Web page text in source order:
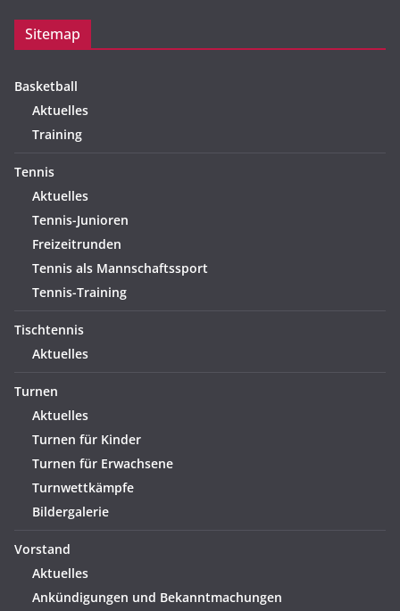
Sitemap
Basketball
Aktuelles
Training
Tennis
Aktuelles
Tennis-Junioren
Freizeitrunden
Tennis als Mannschaftssport
Tennis-Training
Tischtennis
Aktuelles
Turnen
Aktuelles
Turnen für Kinder
Turnen für Erwachsene
Turnwettkämpfe
Bildergalerie
Vorstand
Aktuelles
Ankündigungen und Bekanntmachungen